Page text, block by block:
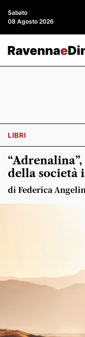
Sabato
08 Agosto 2026
LIBRI
della società
di Federica